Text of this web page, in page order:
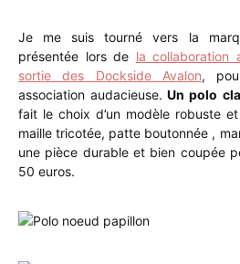
Je me suis tourné vers la
présentée lors de la collaboration
sortie des Dockside Avalon,
association audacieuse. Un polo
fait le choix d’un modèle robuste
maille tricotée, patte boutonnée ,
une pièce durable et bien coupée
50 euros.